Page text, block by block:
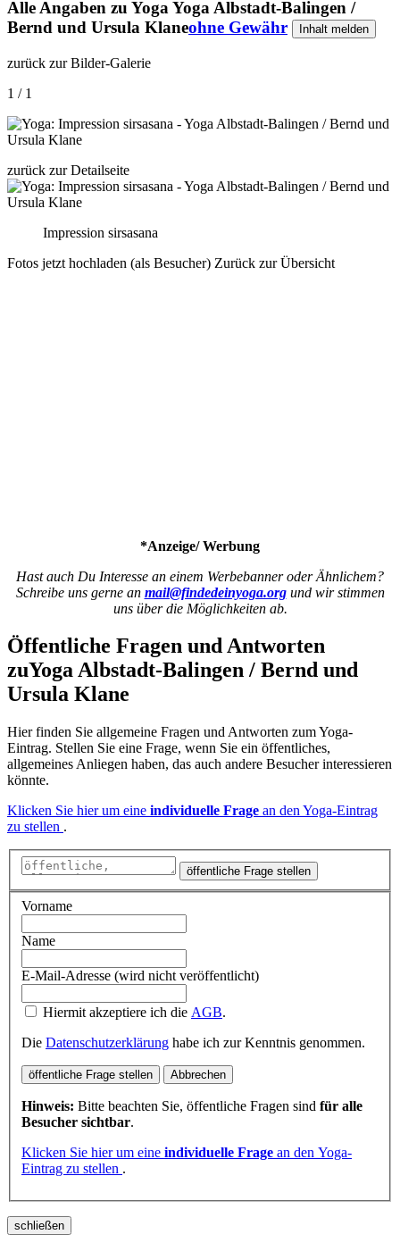
Alle Angaben zu Yoga Yoga Albstadt-Balingen /
Bernd und Ursula Klaneohne Gewähr Inhalt melden
zurück zur Bilder-Galerie
1 / 1
zurück zur Detailseite
Impression sirsasana
Fotos jetzt hochladen (als Besucher) Zurück zur Übersicht
*Anzeige/ Werbung
Hast auch Du Interesse an einem Werbebanner oder Ähnlichem?
Schreibe uns gerne an mail@findedeinyoga.orgund wir stimmen
uns über die Möglichkeiten ab.
Öffentliche Fragen und Antworten
zuYoga Albstadt-Balingen / Bernd und
Ursula Klane
Hier finden Sie allgemeine Fragen und Antworten zum Yoga-
Eintrag. Stellen Sie eine Frage, wenn Sie ein öffentliches,
allgemeines Anliegen haben, das auch andere Besucher interessieren
könnte.
Klicken Sie hier um eine individuelle Frage an den Yoga-Eintrag
zu stellen .
öffentliche Frage stellen
Vorname
Name
E-Mail-Adresse (wird nicht veröffentlicht)
Hiermit akzeptiere ich die AGB.
Die Datenschutzerklärung habe ich zur Kenntnis genommen.
öffentliche Frage stellen Abbrechen
Hinweis: Bitte beachten Sie, öffentliche Fragen sind für alle
Besucher sichtbar.
Klicken Sie hier um eine individuelle Frage an den Yoga-
Eintrag zu stellen .
schließen